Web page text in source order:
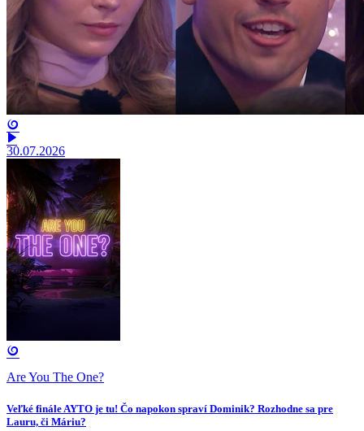
30.07.2026
Are You The One?
Veľké finále AYTO je tu! Čo napokon spraví Dominik? Rozhodne sa pre
Lauru, či Máriu?